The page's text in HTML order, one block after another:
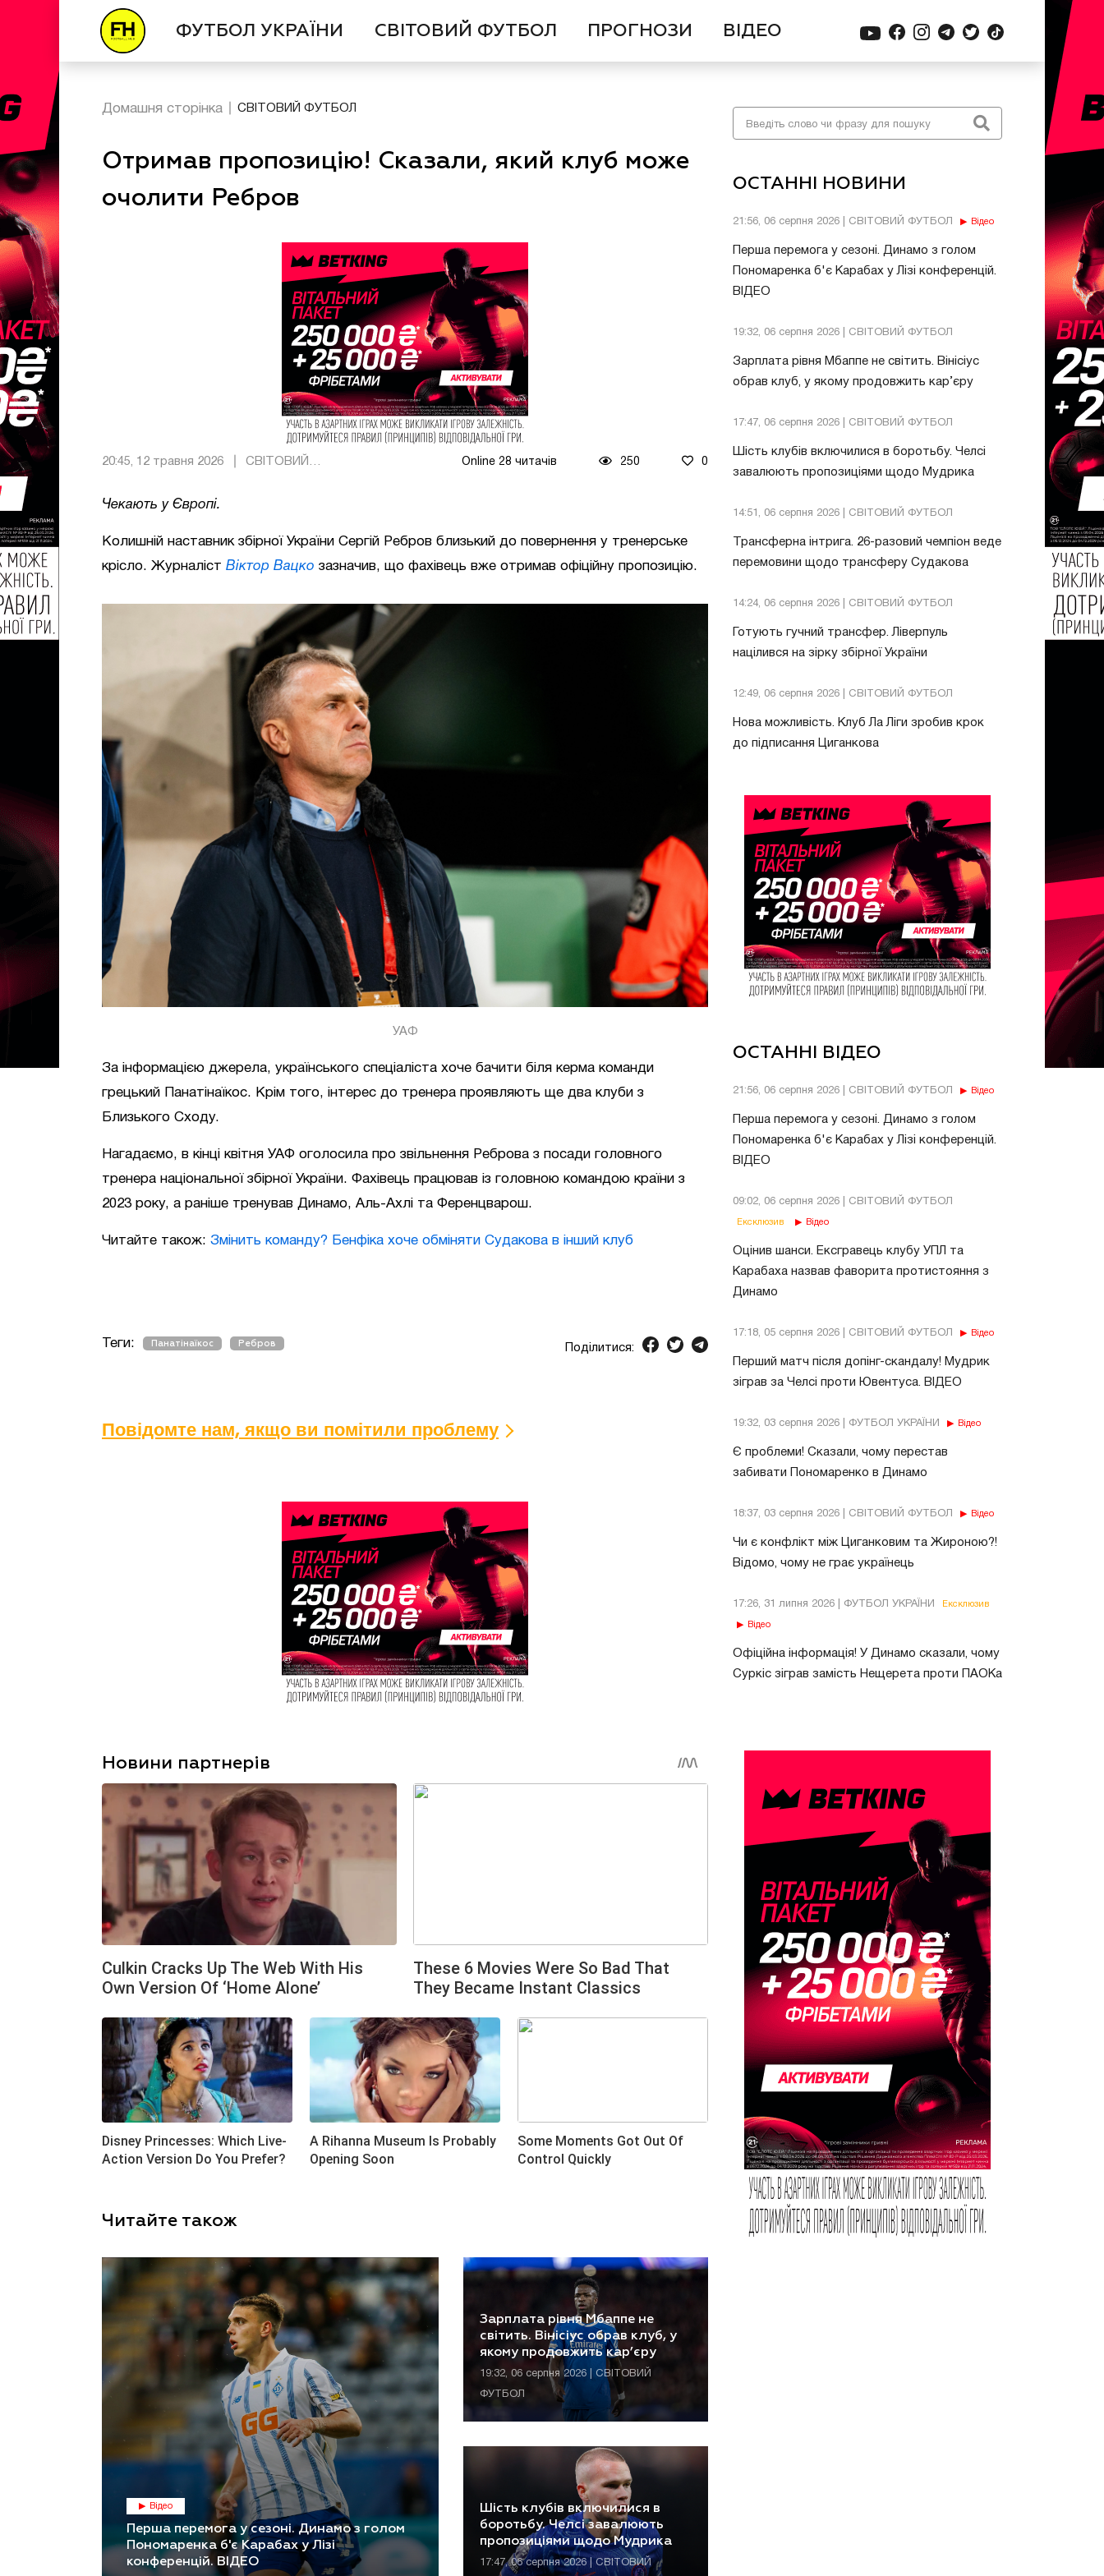
ФУТБОЛ УКРАЇНИ СВІТОВИЙ ФУТБОЛ ПРОГНОЗИ ВІДЕО
ОСТАННІ НОВИНИ
21:56, 06 серпня 2026 | СВІТОВИЙ ФУТБОЛ Відео
Перша перемога у сезоні. Динамо з голом
Пономаренка б'є Карабах у Лізі конференцій.
ВІДЕО
19:32, 06 серпня 2026 | СВІТОВИЙ ФУТБОЛ
Зарплата рівня Мбаппе не світить. Вінісіус
обрав клуб, у якому продовжить кар’єру
17:47, 06 серпня 2026 | СВІТОВИЙ ФУТБОЛ
Шість клубів включилися в боротьбу. Челсі
завалюють пропозиціями щодо Мудрика
14:51, 06 серпня 2026 | СВІТОВИЙ ФУТБОЛ
Трансферна інтрига. 26-разовий чемпіон веде
перемовини щодо трансферу Судакова
14:24, 06 серпня 2026 | СВІТОВИЙ ФУТБОЛ
Готують гучний трансфер. Ліверпуль
націлився на зірку збірної України
12:49, 06 серпня 2026 | СВІТОВИЙ ФУТБОЛ
Нова можливість. Клуб Ла Ліги зробив крок
до підписання Циганкова
ОСТАННІ ВІДЕО
21:56, 06 серпня 2026 | СВІТОВИЙ ФУТБОЛ Відео
Перша перемога у сезоні. Динамо з голом
Пономаренка б'є Карабах у Лізі конференцій.
ВІДЕО
09:02, 06 серпня 2026 | СВІТОВИЙ ФУТБОЛ
Ексклюзив Відео
Оцінив шанси. Ексгравець клубу УПЛ та
Карабаха назвав фаворита протистояння з
Динамо
17:18, 05 серпня 2026 | СВІТОВИЙ ФУТБОЛ Відео
Перший матч після допінг-скандалу! Мудрик
зіграв за Челсі проти Ювентуса. ВІДЕО
19:32, 03 серпня 2026 | ФУТБОЛ УКРАЇНИ Відео
Є проблеми! Сказали, чому перестав
забивати Пономаренко в Динамо
18:37, 03 серпня 2026 | СВІТОВИЙ ФУТБОЛ Відео
Чи є конфлікт між Циганковим та Жироною?!
Відомо, чому не грає українець
17:26, 31 липня 2026 | ФУТБОЛ УКРАЇНИ Ексклюзив
Відео
Офіційна інформація! У Динамо сказали, чому
Суркіс зіграв замість Нещерета проти ПАОКа
Домашня сторінка СВІТОВИЙ ФУТБОЛ
Отримав пропозицію! Сказали, який клуб може
очолити Ребров
20:45, 12 травня 2026 Online 28 читачів 250 0
Чекають у Європі.
Колишній наставник збірної України Сергій Ребров близький до повернення у тренерське
крісло. Журналіст Віктор Вацко зазначив, що фахівець вже отримав офіційну пропозицію.
УАФ
За інформацією джерела, українського спеціаліста хоче бачити біля керма команди
грецький Панатінаїкос. Крім того, інтерес до тренера проявляють ще два клуби з
Близького Сходу.
Нагадаємо, в кінці квітня УАФ оголосила про звільнення Реброва з посади головного
тренера національної збірної України. Фахівець працював із головною командою країни з
2023 року, а раніше тренував Динамо, Аль-Ахлі та Ференцварош.
Читайте також: Змінить команду? Бенфіка хоче обміняти Судакова в інший клуб
Теги: Панатінаїкос Ребров Поділитися:
Повідомте нам, якщо ви помітили проблему
Читайте також
Відео
Перша перемога у сезоні. Динамо з голом
Пономаренка б'є Карабах у Лізі
конференцій. ВІДЕО
Зарплата рівня Мбаппе не
світить. Вінісіус обрав клуб, у
якому продовжить кар’єру
19:32, 06 серпня 2026 | СВІТОВИЙ
ФУТБОЛ
Шість клубів включилися в
боротьбу. Челсі завалюють
пропозиціями щодо Мудрика
17:47, 06 серпня 2026 | СВІТОВИЙ